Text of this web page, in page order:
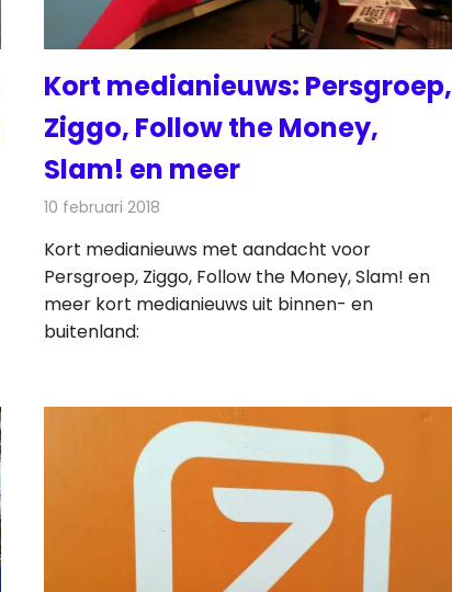
Kort medianieuws: Persgroep,
Ziggo, Follow the Money,
Slam! en meer
10 februari 2018
Kort medianieuws met aandacht voor
Persgroep, Ziggo, Follow the Money, Slam! en
meer kort medianieuws uit binnen- en
buitenland: